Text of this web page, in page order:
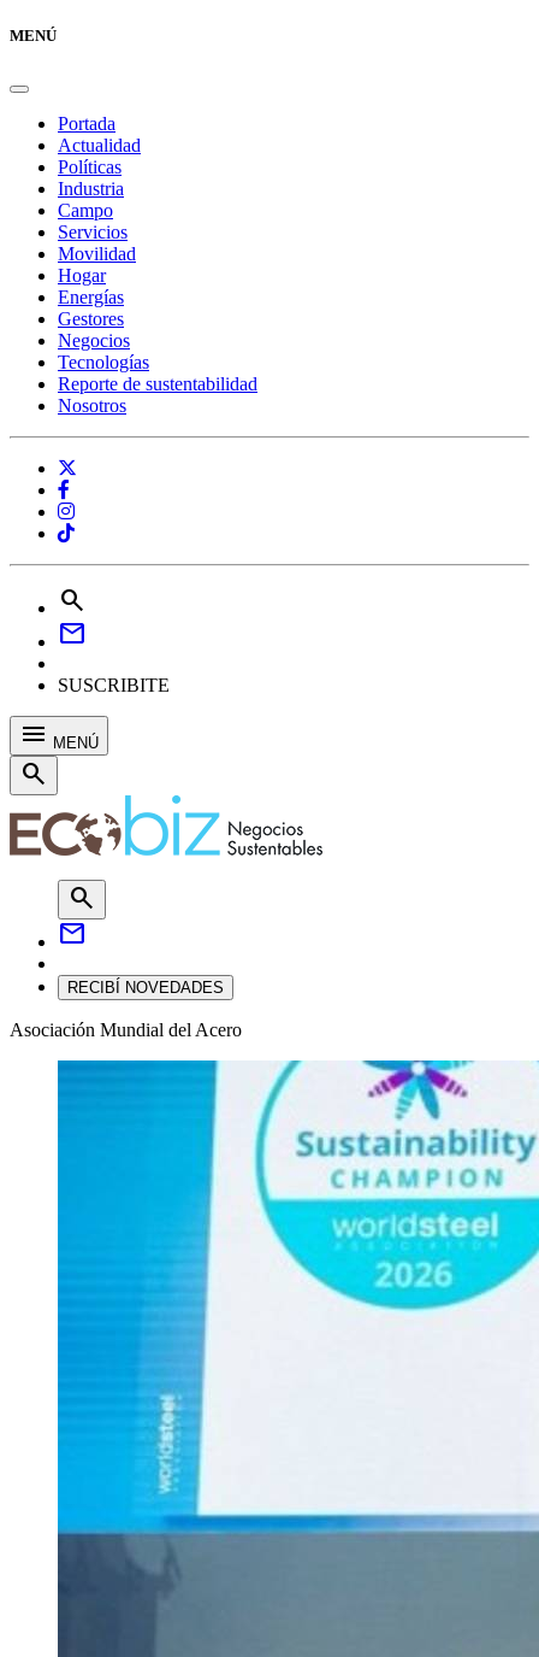
MENÚ
Portada
Actualidad
Políticas
Industria
Campo
Servicios
Movilidad
Hogar
Energías
Gestores
Negocios
Tecnologías
Reporte de sustentabilidad
Nosotros
search
mail
SUSCRIBITE
menu MENÚ
search
search
mail
RECIBÍ NOVEDADES
Asociación Mundial del Acero